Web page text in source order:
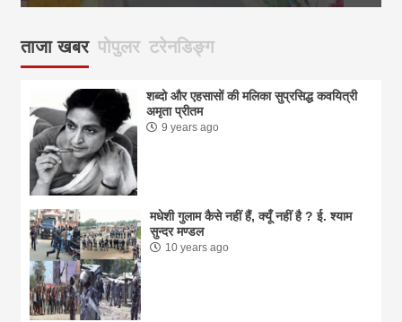
ताजा खबर पोपुलर टरेनडिङ्ग
शब्दो और एहसासों की मलिका सुप्रसिद्ध कवयित्री
अमृता प्रीतम
9 years ago
मधेशी गुलाम कैसे नहीं हैं, क्यूँ नहीं है ? ई. श्याम
सुन्दर मण्डल
10 years ago